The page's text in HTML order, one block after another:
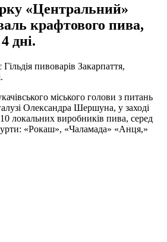
«Центральний»
крафтового пива,
дні.
пивоварів Закарпаття,
міського голови з питань
Олександра Шершуна, у заході
10 локальних виробників пива, серед
«Рокаш», «Чаламада» «Анця,»